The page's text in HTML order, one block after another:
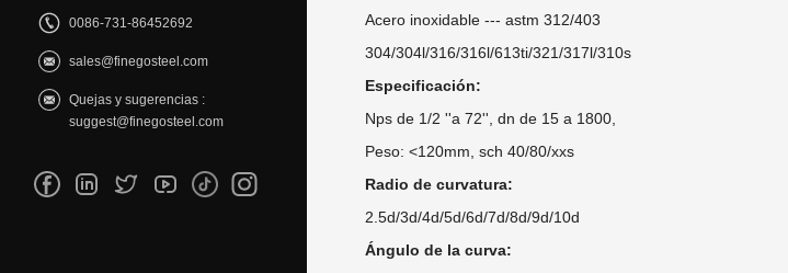
0086-731-86452692
sales@finegosteel.com
Quejas y sugerencias :
suggest@finegosteel.com
Acero inoxidable --- astm 312/403
304/304l/316/316l/613ti/321/317l/310s
Especificación:
Nps de 1/2 ''a 72'', dn de 15 a 1800,
Peso: <120mm, sch 40/80/xxs
Radio de curvatura:
2.5d/3d/4d/5d/6d/7d/8d/9d/10d
Ángulo de la curva: